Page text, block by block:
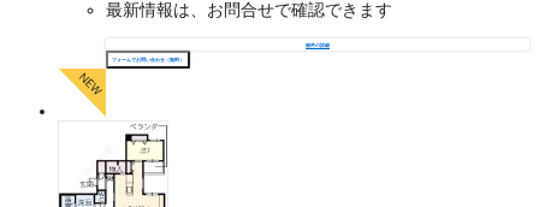
最新情報は、お問合せで確認できます
物件の詳細
フォームでお問い合わせ（無料）